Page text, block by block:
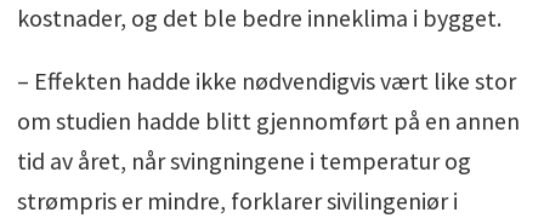
kostnader, og det ble bedre inneklima i bygget.
– Effekten hadde ikke nødvendigvis vært like stor
om studien hadde blitt gjennomført på en annen
tid av året, når svingningene i temperatur og
strømpris er mindre, forklarer sivilingeniør i